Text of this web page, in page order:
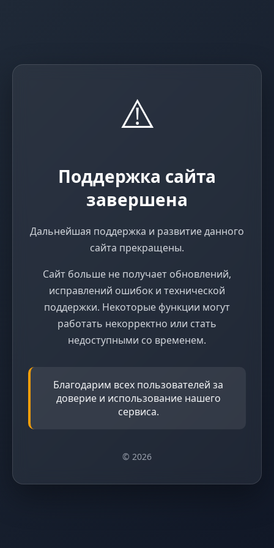
⚠️
Поддержка сайта
завершена
Дальнейшая поддержка и развитие данного
сайта прекращены.
Сайт больше не получает обновлений,
исправлений ошибок и технической
поддержки. Некоторые функции могут
работать некорректно или стать
недоступными со временем.
Благодарим всех пользователей за
доверие и использование нашего
сервиса.
© 2026